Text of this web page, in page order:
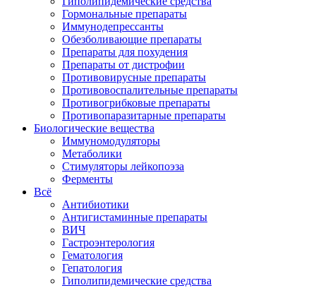
Гормональные препараты
Иммунодепрессанты
Обезболивающие препараты
Препараты для похудения
Препараты от дистрофии
Противовирусные препараты
Противовоспалительные препараты
Противогрибковые препараты
Противопаразитарные препараты
Биологические вещества
Иммуномодуляторы
Метаболики
Стимуляторы лейкопоэза
Ферменты
Всё
Антибиотики
Антигистаминные препараты
ВИЧ
Гастроэнтерология
Гематология
Гепатология
Гиполипидемические средства